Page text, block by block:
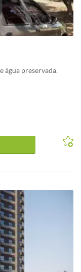
água preservada.